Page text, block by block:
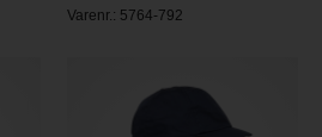
Varenr.: 5764-792